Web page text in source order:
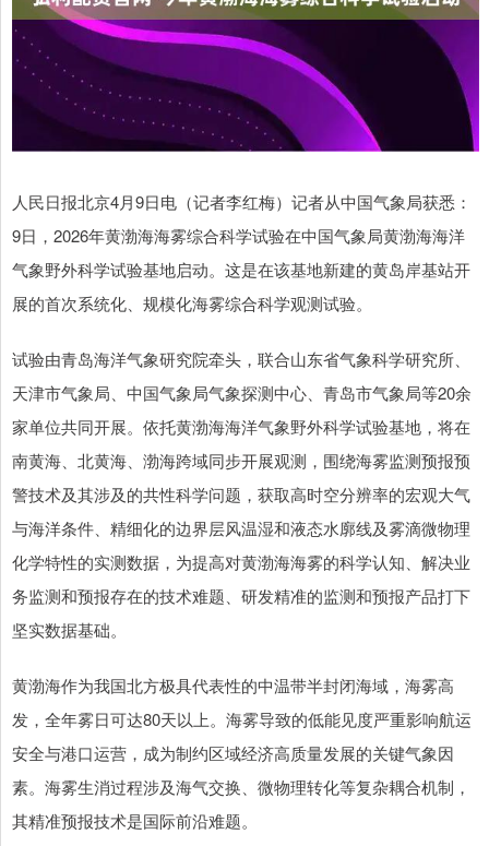
人民日报北京4月9日电（记者李红梅）记者从中国气象局获悉：
9日，2026年黄渤海海雾综合科学试验在中国气象局黄渤海海洋
气象野外科学试验基地启动。这是在该基地新建的黄岛岸基站开
展的首次系统化、规模化海雾综合科学观测试验。
试验由青岛海洋气象研究院牵头，联合山东省气象科学研究所、
天津市气象局、中国气象局气象探测中心、青岛市气象局等20余
家单位共同开展。依托黄渤海海洋气象野外科学试验基地，将在
南黄海、北黄海、渤海跨域同步开展观测，围绕海雾监测预报预
警技术及其涉及的共性科学问题，获取高时空分辨率的宏观大气
与海洋条件、精细化的边界层风温湿和液态水廓线及雾滴微物理
化学特性的实测数据，为提高对黄渤海海雾的科学认知、解决业
务监测和预报存在的技术难题、研发精准的监测和预报产品打下
坚实数据基础。
黄渤海作为我国北方极具代表性的中温带半封闭海域，海雾高
发，全年雾日可达80天以上。海雾导致的低能见度严重影响航运
安全与港口运营，成为制约区域经济高质量发展的关键气象因
素。海雾生消过程涉及海气交换、微物理转化等复杂耦合机制，
其精准预报技术是国际前沿难题。